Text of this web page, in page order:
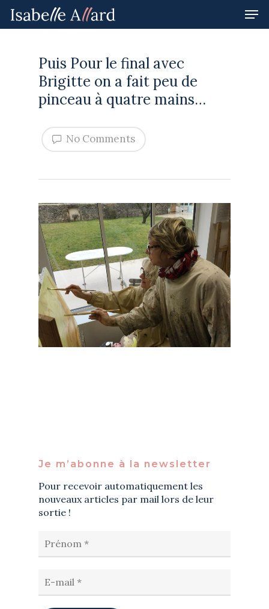
Hit enter to search or ESC to close
Puis Pour le final avec
Brigitte on a fait peu de
pinceau à quatre mains…
No Comments
Je m’abonne à la newsletter
Pour recevoir automatiquement les
nouveaux articles par mail lors de leur
sortie !